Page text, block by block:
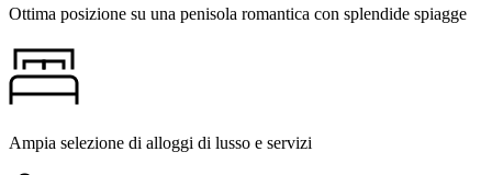
Ottima posizione su una penisola romantica con splendide spiagge
Ampia selezione di alloggi di lusso e servizi